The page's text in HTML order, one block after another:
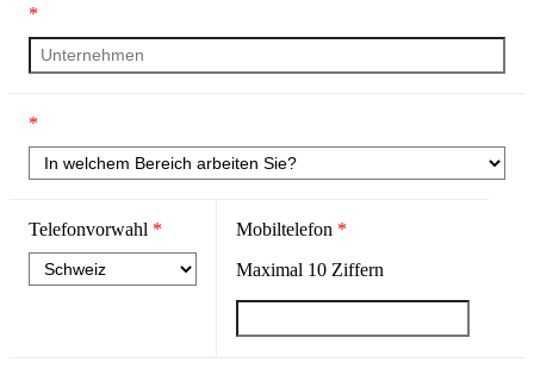
*
*
Telefonvorwahl * Mobiltelefon *
Maximal 10Ziffern